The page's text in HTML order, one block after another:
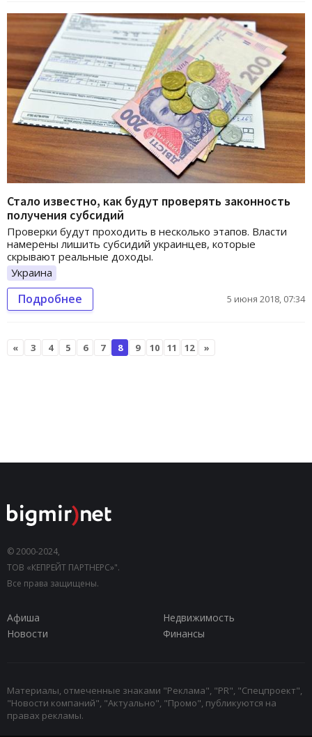
Стало известно, как будут проверять законность
получения субсидий
Проверки будут проходить в несколько этапов. Власти
намерены лишить субсидий украинцев, которые
скрывают реальные доходы.
Украина
Подробнее 5 июня 2018, 07:34
« 3 4 5 6 7 8 9 10 11 12 »
© 2000-2024,
ТОВ «КЕПРЕЙТ ПАРТНЕРС»".
Все права защищены.
Афиша
Недвижимость
Новости
Финансы
Материалы, отмеченные знаками "Реклама", "PR", "Спецпроект",
"Новости компаний", "Актуально", "Промо", публикуются на
правах рекламы.